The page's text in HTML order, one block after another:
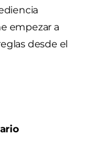
empezar a
desde el